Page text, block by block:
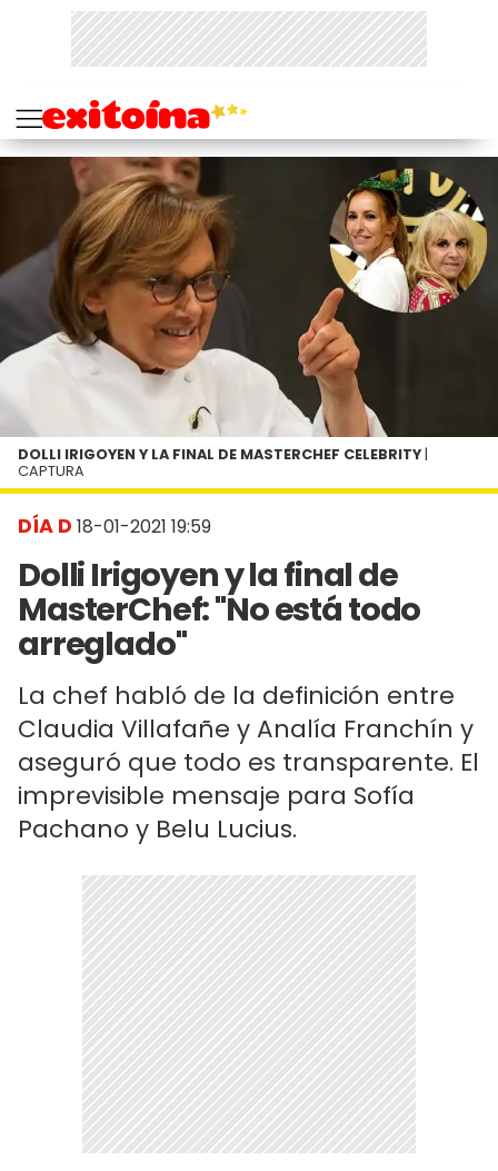
DÍA D 18-01-2021 19:59
Dolli Irigoyen y la final de
MasterChef: "No está todo
arreglado"
La chef habló de la definición entre
Claudia Villafañe y Analía Franchín y
aseguró que todo es transparente. El
imprevisible mensaje para Sofía
Pachano y Belu Lucius.
DOLLI IRIGOYEN Y LA FINAL DE MASTERCHEF CELEBRITY|
CAPTURA